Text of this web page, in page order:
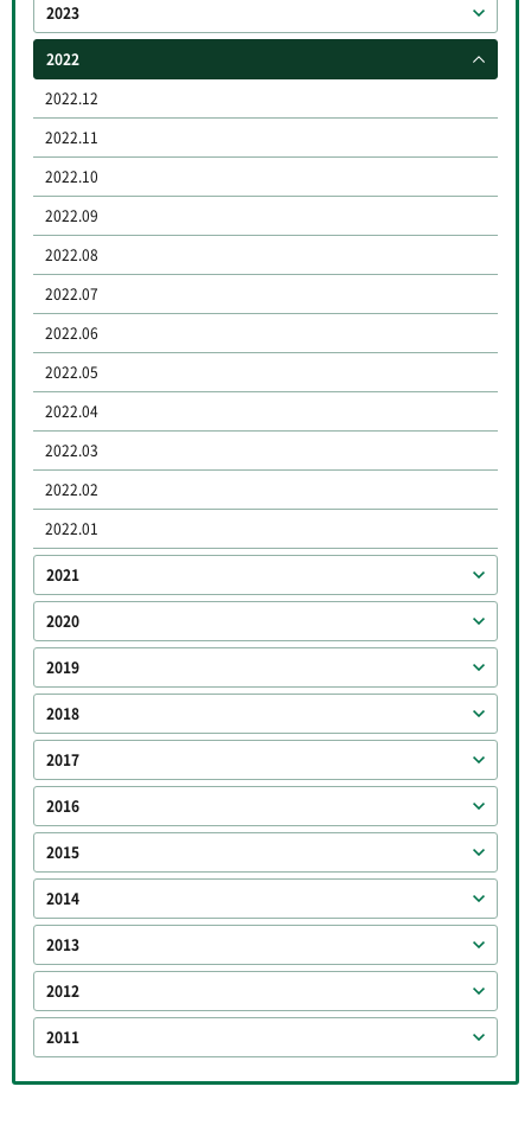
2023
2022
2022.12
2022.11
2022.10
2022.09
2022.08
2022.07
2022.06
2022.05
2022.04
2022.03
2022.02
2022.01
2021
2020
2019
2018
2017
2016
2015
2014
2013
2012
2011